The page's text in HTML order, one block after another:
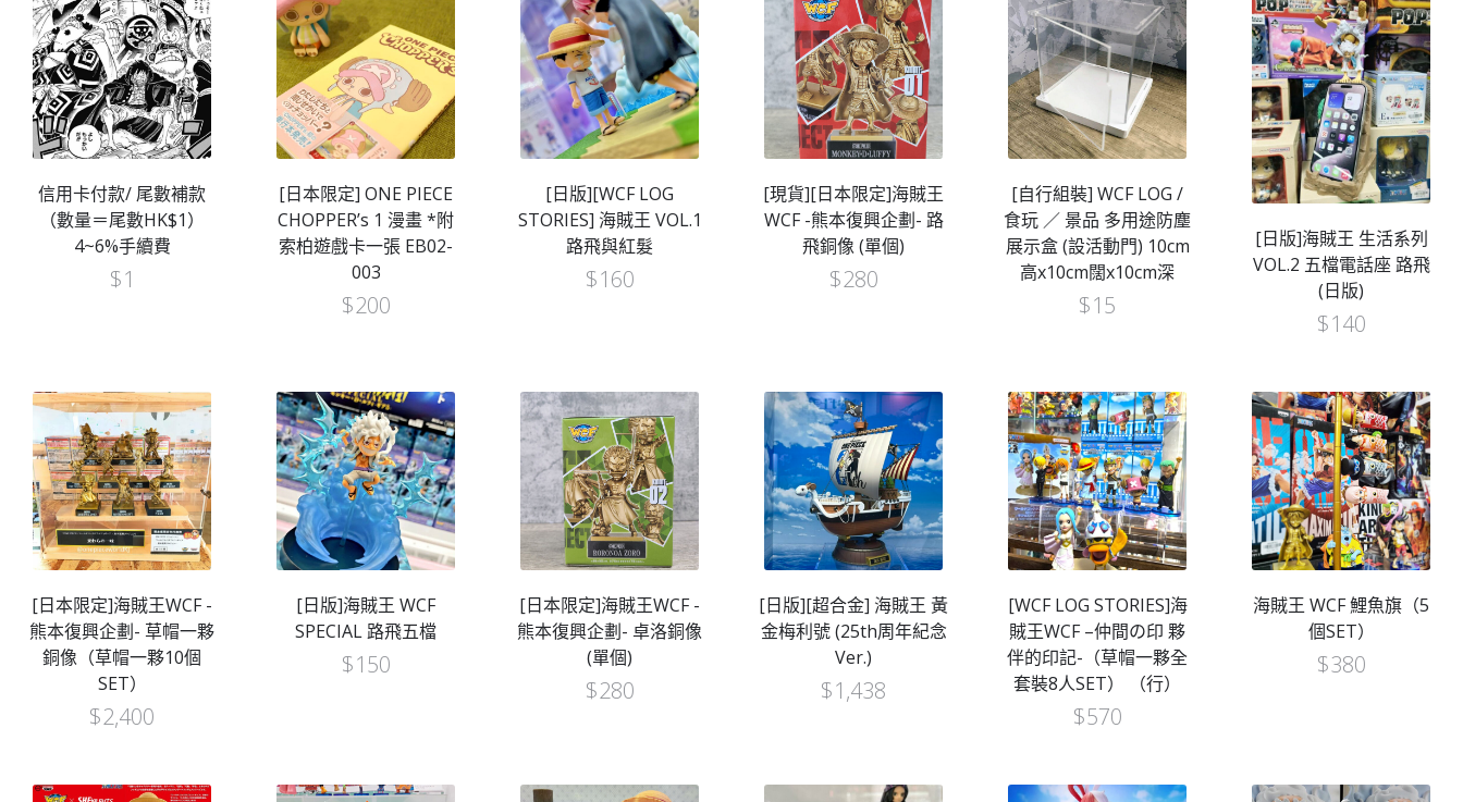
信用卡付款/ 尾數補款
（數量＝尾數HK$1）
4~6%手續費
$1
[日本限定] ONE PIECE
CHOPPER’s 1 漫畫 *附
索柏遊戲卡一張 EB02-
003
$200
[日版][WCF LOG
STORIES] 海賊王 VOL.1
路飛與紅髮
$160
[現貨][日本限定]海賊王
WCF -熊本復興企劃- 路
飛銅像 (單個)
$280
[自行組裝] WCF LOG /
食玩 ／ 景品 多用途防塵
展示盒 (設活動門) 10cm
高x10cm闊x10cm深
$15
[日版]海賊王 生活系列
VOL.2 五檔電話座 路飛
(日版)
$140
[日本限定]海賊王WCF -
熊本復興企劃- 草帽一夥
銅像（草帽一夥10個
SET）
$2,400
[日版]海賊王 WCF
SPECIAL 路飛五檔
$150
[日本限定]海賊王WCF -
熊本復興企劃- 卓洛銅像
(單個)
$280
[日版][超合金] 海賊王 黃
金梅利號 (25th周年紀念
Ver.)
$1,438
[WCF LOG STORIES]海
賊王WCF –仲間の印 夥
伴的印記-（草帽一夥全
套裝8人SET） （行）
$570
海賊王 WCF 鯉魚旗（5
個SET）
$380